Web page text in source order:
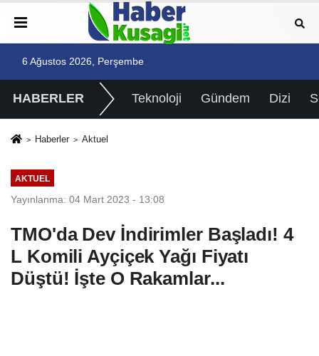
6 Ağustos 2026, Perşembe
HABERLER Teknoloji Gündem Dizi
Haberler Aktuel
AKTUEL
Yayınlanma: 04 Mart 2023 - 13:08
TMO'da Dev İndirimler Başladı! 4
L Komili Ayçiçek Yağı Fiyatı
Düştü! İşte O Rakamlar...